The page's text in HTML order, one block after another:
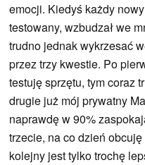
emocji. Kiedyś każdy
testowany, wzbudzał we
trudno jednak wykrzesać
przez trzy kwestie. Po
testuję sprzętu, tym coraz
drugie już mój prywatny
naprawdę w 90%
trzecie, na co dzień
kolejny jest tylko trochę